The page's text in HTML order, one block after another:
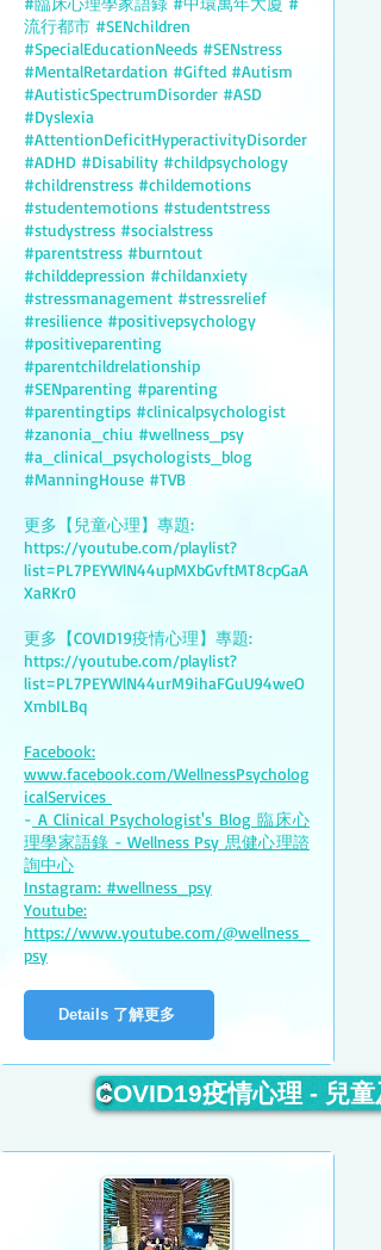
流行都市 #SENchildren
#SpecialEducationNeeds #SENstress
#MentalRetardation #Gifted #Autism
#AutisticSpectrumDisorder #ASD
#Dyslexia
#AttentionDeficitHyperactivityDisorder
#ADHD #Disability #childpsychology
#childrenstress #childemotions
#studentemotions #studentstress
#studystress #socialstress
#parentstress #burntout
#childdepression #childanxiety
#stressmanagement #stressrelief
#resilience #positivepsychology
#positiveparenting
#parentchildrelationship
#SENparenting #parenting
#parentingtips #clinicalpsychologist
#zanonia_chiu #wellness_psy
#a_clinical_psychologists_blog
#ManningHouse #TVB
更多【兒童心理】專題:
https://youtube.com/playlist?
list=PL7PEYWlN44upMXbGvftMT8cpGaA
XaRKr0
更多【COVID19疫情心理】專題:
https://youtube.com/playlist?
list=PL7PEYWlN44urM9ihaFGuU94weO
XmbILBq
Facebook:
www.facebook.com/WellnessPsycholog
icalServices
- A Clinical Psychologist's Blog 臨床心
理學家語錄 - Wellness Psy 思健心理諮
詢中心
Instagram: #wellness_psy
Youtube:
https://www.youtube.com/@wellness_
psy
Details 了解更多
COVID19疫情心理 - 兒童